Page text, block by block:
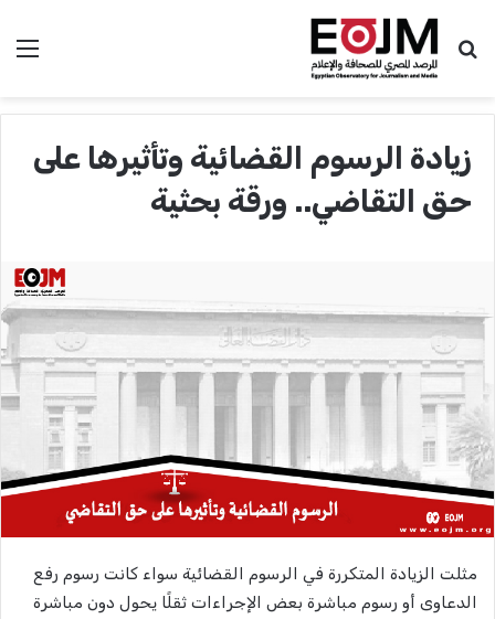
بحث عن
زيادة الرسوم القضائية وتأثيرها على
حق التقاضي.. ورقة بحثية
مثلت الزيادة المتكررة في الرسوم القضائية سواء كانت رسوم رفع
الدعاوى أو رسوم مباشرة بعض الإجراءات ثقلًا يحول دون مباشرة